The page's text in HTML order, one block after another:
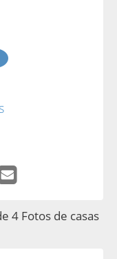
4 Fotos de casas